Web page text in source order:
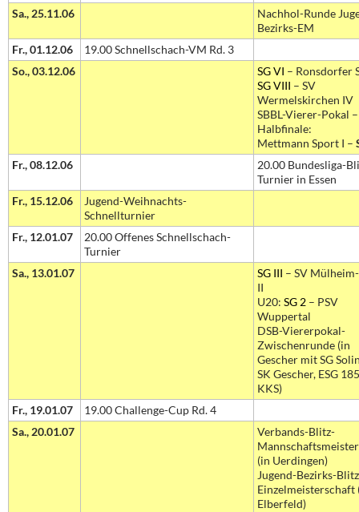
Sa., 25.11.06
Nachhol-Runde
Bezirks-EM
Fr., 01.12.06
19.00 Schnellschach-VM Rd. 3
So., 03.12.06
SG VI – Ronsdorfer
SG VIII – SV
Wermelskirchen IV
SBBL-Vierer-Pokal –
Halbfinale:
Mettmann Sport I –
Fr., 08.12.06
20.00 Bundesliga-
Turnier in Essen
Fr., 15.12.06
Jugend-Weihnachts-
Schnellturnier
Fr., 12.01.07
20.00 Offenes Schnellschach-
Turnier
Sa., 13.01.07
SG III – SV
II
U20: SG 2 – PSV
Wuppertal
DSB-Viererpokal-
Zwischenrunde (in
Gescher mit SG
SK Gescher, ESG
KKS)
Fr., 19.01.07
19.00 Challenge-Cup Rd. 4
Sa., 20.01.07
Verbands-Blitz-
(in Uerdingen)
Jugend-Bezirks-
Einzelmeisterschaft
Elberfeld)